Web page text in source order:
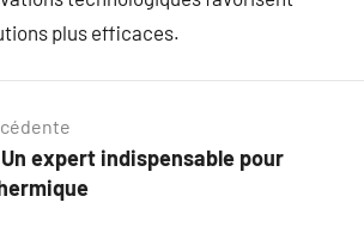
plus efficaces.
expert indispensable pour